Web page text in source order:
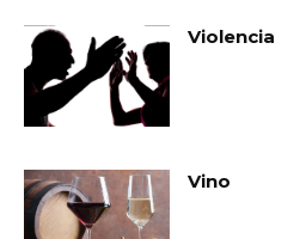
Violencia
Vino